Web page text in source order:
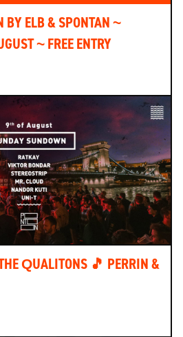
BY ELB & SPONTAN ~
~ FREE ENTRY
QUALITONS 🎵 PERRIN &